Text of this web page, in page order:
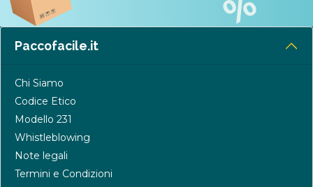
Paccofacile.it
Chi Siamo
Codice Etico
Modello 231
Whistleblowing
Note legali
Termini e Condizioni